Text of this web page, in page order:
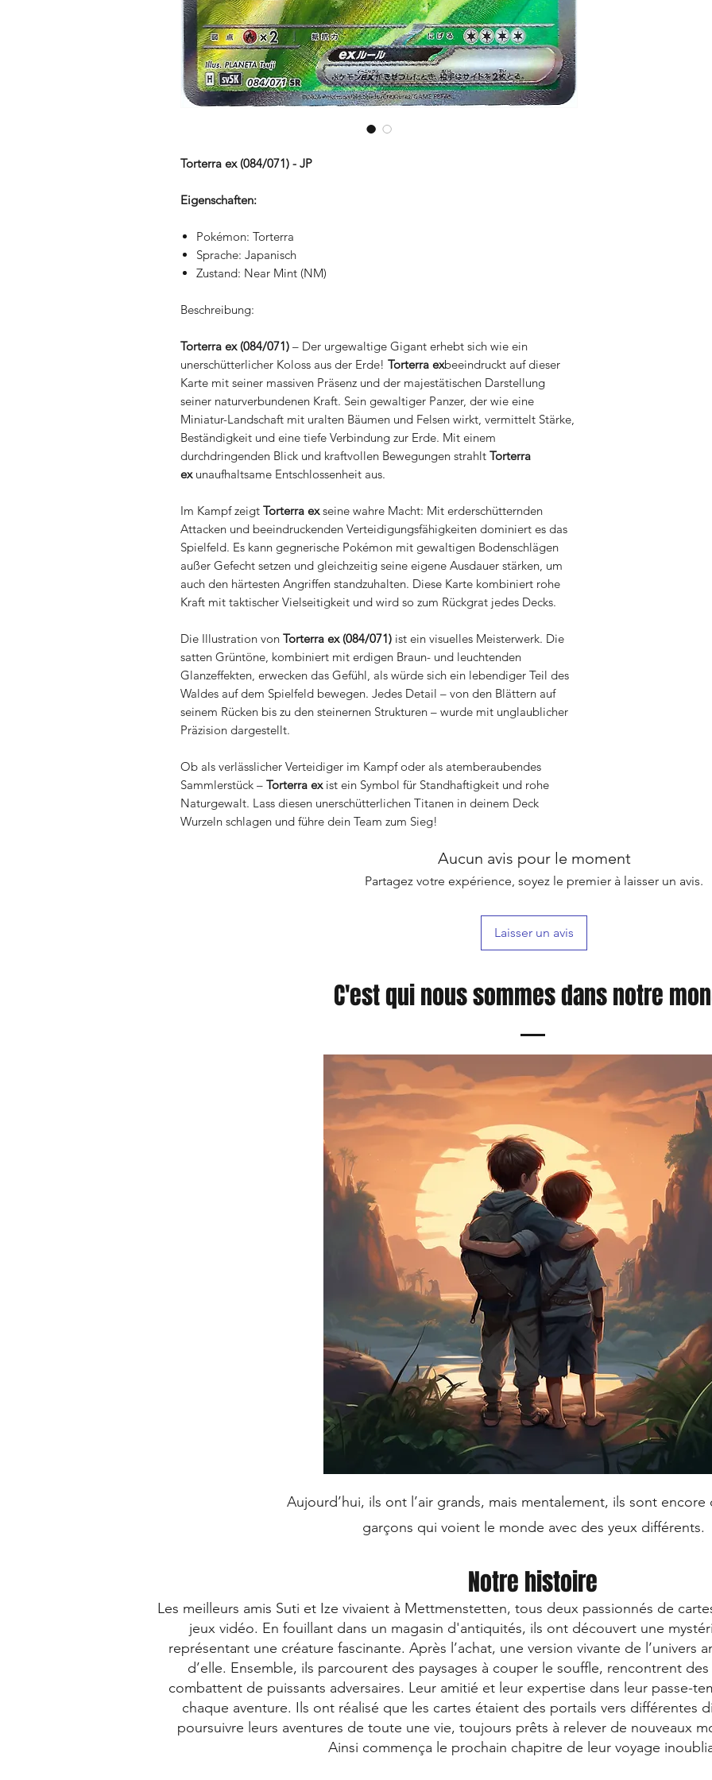
Torterra ex (084/071) - JP
Eigenschaften:
Pokémon: Torterra
Sprache: Japanisch
Zustand: Near Mint (NM)
Beschreibung:
Torterra ex (084/071) – Der urgewaltige Gigant erhebt sich wie ein
unerschütterlicher Koloss aus der Erde! Torterra exbeeindruckt auf dieser
Karte mit seiner massiven Präsenz und der majestätischen Darstellung
seiner naturverbundenen Kraft. Sein gewaltiger Panzer, der wie eine
Miniatur-Landschaft mit uralten Bäumen und Felsen wirkt, vermittelt Stärke,
Beständigkeit und eine tiefe Verbindung zur Erde. Mit einem
durchdringenden Blick und kraftvollen Bewegungen strahlt Torterra
exunaufhaltsame Entschlossenheit aus.
Im Kampf zeigt Torterra exseine wahre Macht: Mit erderschütternden
Attacken und beeindruckenden Verteidigungsfähigkeiten dominiert es das
Spielfeld. Es kann gegnerische Pokémon mit gewaltigen Bodenschlägen
außer Gefecht setzen und gleichzeitig seine eigene Ausdauer stärken, um
auch den härtesten Angriffen standzuhalten. Diese Karte kombiniert rohe
Kraft mit taktischer Vielseitigkeit und wird so zum Rückgrat jedes Decks.
Die Illustration von Torterra ex (084/071) ist ein visuelles Meisterwerk. Die
satten Grüntöne, kombiniert mit erdigen Braun- und leuchtenden
Glanzeffekten, erwecken das Gefühl, als würde sich ein lebendiger Teil des
Waldes auf dem Spielfeld bewegen. Jedes Detail – von den Blättern auf
seinem Rücken bis zu den steinernen Strukturen – wurde mit unglaublicher
Präzision dargestellt.
Ob als verlässlicher Verteidiger im Kampf oder als atemberaubendes
Sammlerstück – Torterra exist ein Symbol für Standhaftigkeit und rohe
Naturgewalt. Lass diesen unerschütterlichen Titanen in deinem Deck
Wurzeln schlagen und führe dein Team zum Sieg!
Aucun avis pour le moment
Partagez votre expérience, soyez le premier à laisser un avis.
Laisser un avis
C'est qui nous sommes dans notre
Aujourd’hui, ils ont l’air grands, mais mentalement, ils sont
garçons qui voient le monde avec des yeux différents.
Notre histoire
Les meilleurs amis Suti et Ize vivaient à Mettmenstetten, tous deux passionnés de
jeux vidéo. En fouillant dans un magasin d'antiquités, ils ont découvert une
représentant une créature fascinante. Après l’achat, une version vivante de l’univers
d’elle. Ensemble, ils parcourent des paysages à couper le souffle, rencontrent
combattent de puissants adversaires. Leur amitié et leur expertise dans leur passe-
chaque aventure. Ils ont réalisé que les cartes étaient des portails vers différentes
poursuivre leurs aventures de toute une vie, toujours prêts à relever de nouveaux
Ainsi commença le prochain chapitre de leur voyage